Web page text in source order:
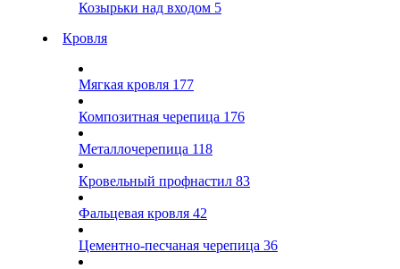
Козырьки над входом 5
Кровля
Мягкая кровля 177
Композитная черепица 176
Металлочерепица 118
Кровельный профнастил 83
Фальцевая кровля 42
Цементно-песчаная черепица 36